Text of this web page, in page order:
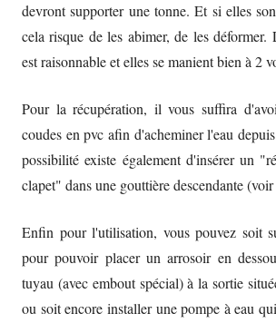
devront supporter une tonne. Et si elles
cela risque de les abimer, de les
est raisonnable et elles se manient bien à 2
Pour la récupération, il vous suffira
coudes en pvc afin d'acheminer l'eau
possibilité existe également d'insérer un
clapet" dans une gouttière descendante
Enfin pour l'utilisation, vous pouvez soit
pour pouvoir placer un arrosoir en
tuyau (avec embout spécial) à la sortie
ou soit encore installer une pompe à eau